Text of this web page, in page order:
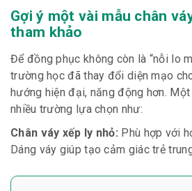
Gợi ý một vài mẫu chân
tham khảo
Để đồng phục không còn là “nỗi lo
trường học đã thay đổi diện mạo
hướng hiện đại, năng động hơn.
nhiều trường lựa chọn như:
Chân váy xếp ly nhỏ: Phù hợp với
Dáng váy giúp tạo cảm giác trẻ